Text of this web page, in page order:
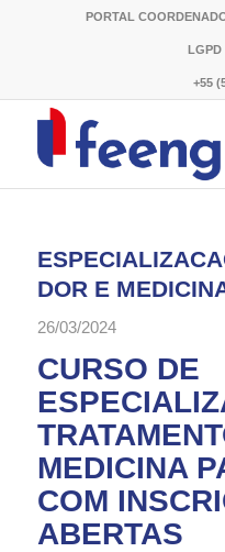
PORTAL
LGPD
+55
DOR E
26/03/2024
CURSO DE
MEDICINA
COM
ABERTAS